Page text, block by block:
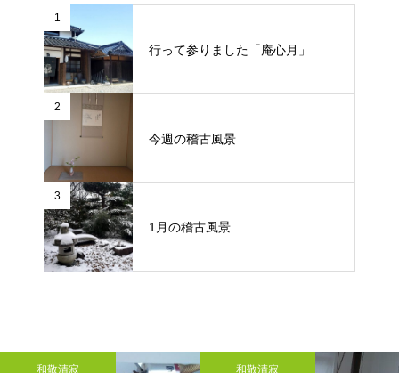
1
行って参りました「庵心月」
2
今週の稽古風景
3
1月の稽古風景
和敬清寂 和敬清寂